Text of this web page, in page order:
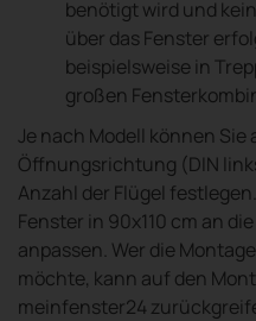
benötigt wird und
über das Fenster
beispielsweise in
großen
Je nach Modell können Sie
Öffnungsrichtung (DIN
Anzahl der Flügel
Fenster in 90x110 cm an
anpassen. Wer die
möchte, kann auf den
meinfenster24